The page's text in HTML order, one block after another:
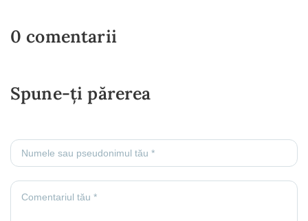
0 comentarii
Spune-ți părerea